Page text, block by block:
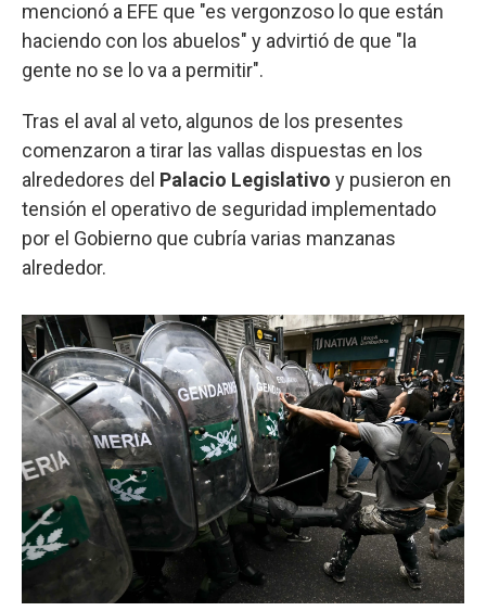
mencionó a EFE que "es vergonzoso lo que están
haciendo con los abuelos" y advirtió de que "la
gente no se lo va a permitir".
Tras el aval al veto, algunos de los presentes
comenzaron a tirar las vallas dispuestas en los
alrededores del Palacio Legislativo y pusieron en
tensión el operativo de seguridad implementado
por el Gobierno que cubría varias manzanas
alrededor.